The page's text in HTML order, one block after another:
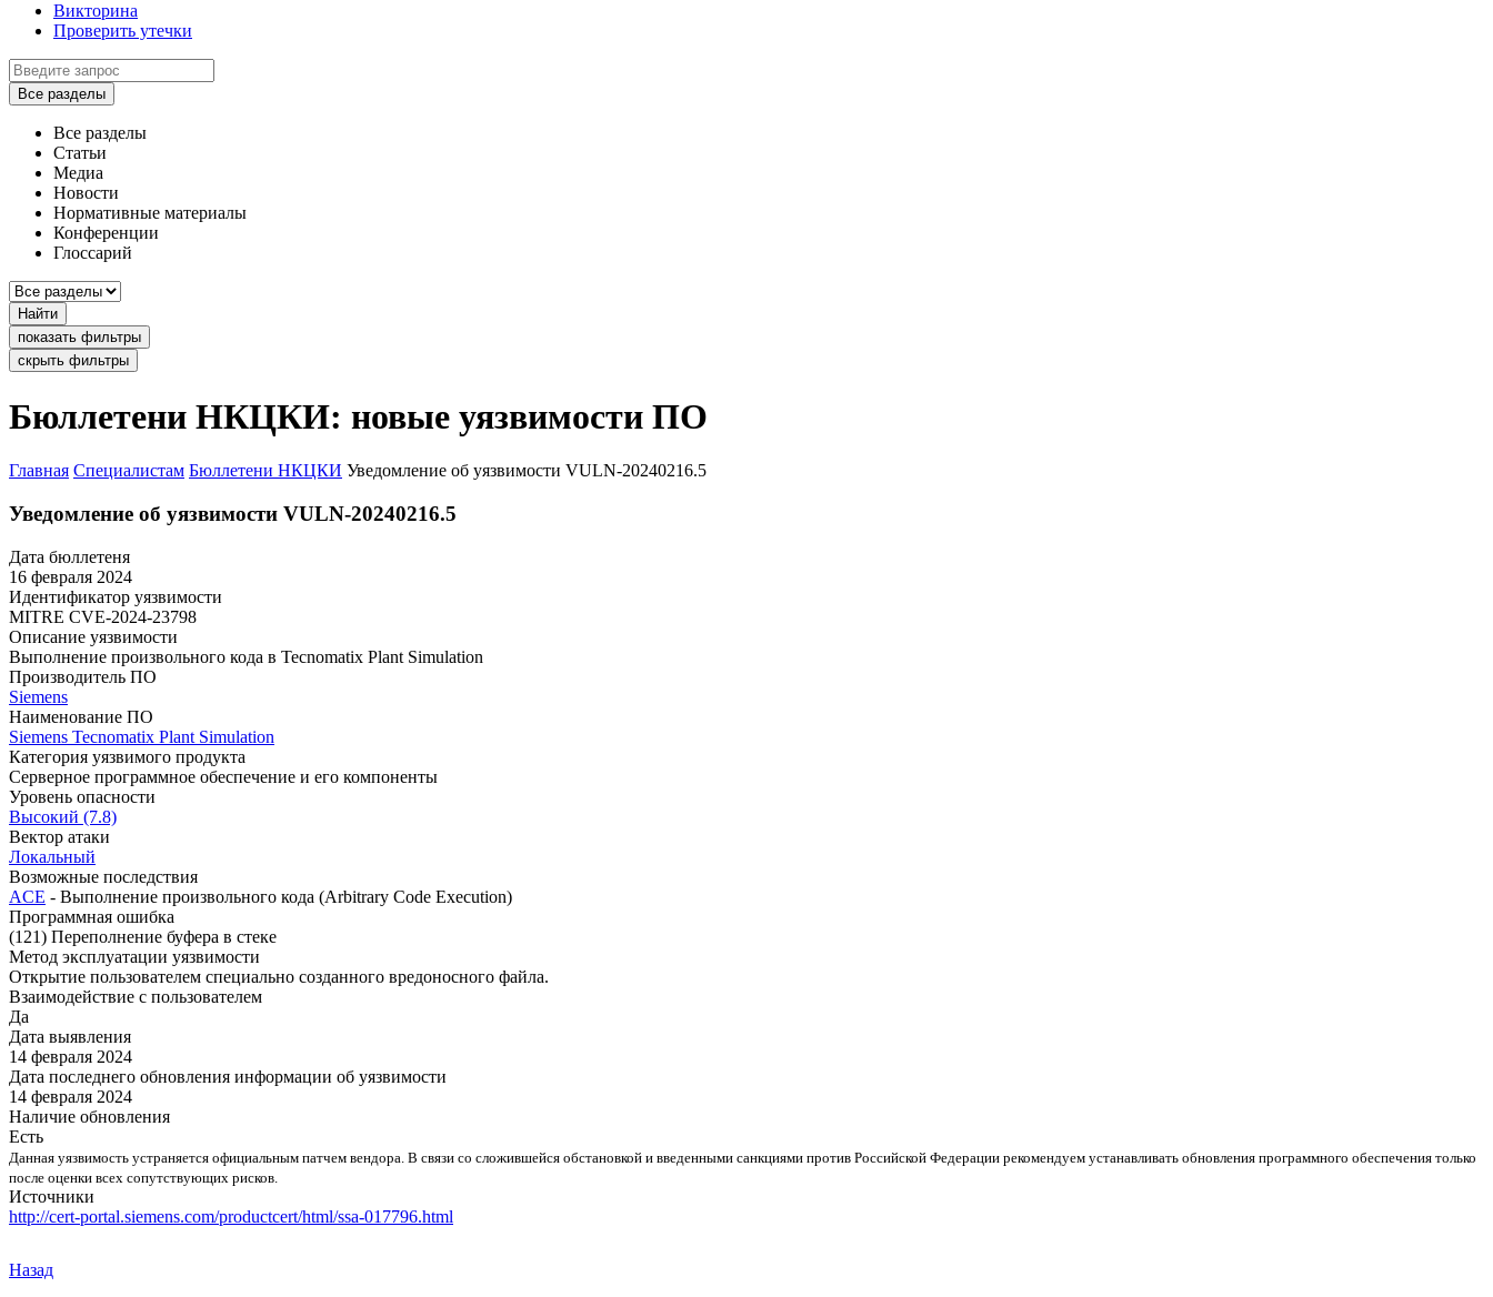
Викторина
Проверить утечки
Все разделы
Все разделы
Статьи
Медиа
Новости
Нормативные материалы
Конференции
Глоссарий
Найти
показать фильтры
скрыть фильтры
Бюллетени НКЦКИ: новые уязвимости ПО
Главная Специалистам Бюллетени НКЦКИ Уведомление об уязвимости VULN-20240216.5
Уведомление об уязвимости VULN-20240216.5
Дата бюллетеня
16 февраля 2024
Идентификатор уязвимости
MITRE CVE-2024-23798
Описание уязвимости
Выполнение произвольного кода в Tecnomatix Plant Simulation
Производитель ПО
Siemens
Наименование ПО
Siemens Tecnomatix Plant Simulation
Категория уязвимого продукта
Серверное программное обеспечение и его компоненты
Уровень опасности
Высокий (7.8)
Вектор атаки
Локальный
Возможные последствия
ACE - Выполнение произвольного кода (Arbitrary Code Execution)
Программная ошибка
(121) Переполнение буфера в стеке
Метод эксплуатации уязвимости
Открытие пользователем специально созданного вредоносного файла.
Взаимодействие с пользователем
Да
Дата выявления
14 февраля 2024
Дата последнего обновления информации об уязвимости
14 февраля 2024
Наличие обновления
Есть
Данная уязвимость устраняется официальным патчем вендора. В связи со сложившейся обстановкой и введенными санкциями против Российской Федерации рекомендуем устанавливать обновления программного обеспечения только
после оценки всех сопутствующих рисков.
Источники
http://cert-portal.siemens.com/productcert/html/ssa-017796.html
Назад